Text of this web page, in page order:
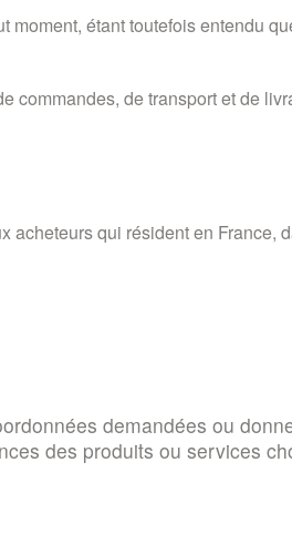
étant toutefois entendu
commandes, de transport et de
qui résident en France,
demandées ou
des produits ou services